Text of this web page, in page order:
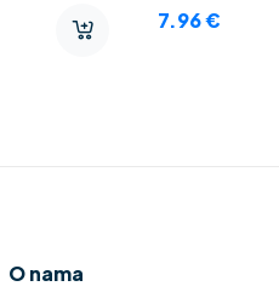
7.96€
O nama